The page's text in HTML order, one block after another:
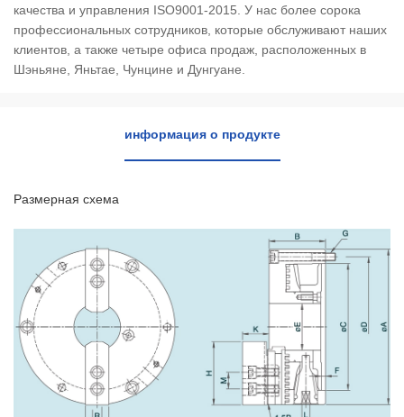
Серия Дин Чакс
качества и управления ISO9001-2015. У нас более сорока
профессиональных сотрудников, которые обслуживают наших
клиентов, а также четыре офиса продаж, расположенных в
Шэньяне, Яньтае, Чунцине и Дунгуане.
информация о продукте
Размерная схема